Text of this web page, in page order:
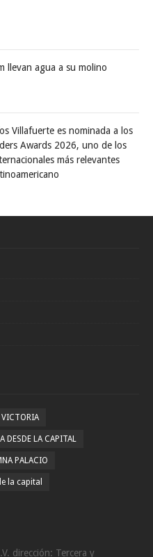
llevan agua a su molino
Villafuerte es nominada a los
Awards 2026, uno de los
más relevantes
VICTORIA
DESDE LA CAPITAL
PALACIO
la capital
dirección: Tercera y